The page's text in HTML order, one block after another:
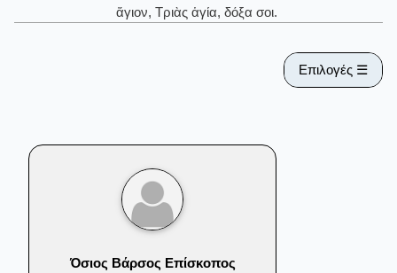
ἅγιον, Τριὰς ἁγία, δόξα σοι.
Επιλογές ☰
Όσιος Βάρσος Επίσκοπος